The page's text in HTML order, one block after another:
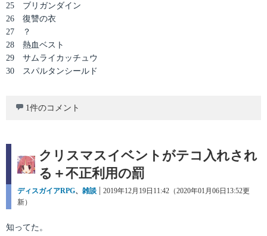
25 ブリガンダイン
26 復讐の衣
27 ？
28 熱血ベスト
29 サムライカッチュウ
30 スパルタンシールド
1件のコメント
クリスマスイベントがテコ入れされ
る＋不正利用の罰
カ
テ
リ
ディスガイアRPG、 雑談
投
2019年12月19日11:42（2020年01月06日13:52更
新）
知ってた。